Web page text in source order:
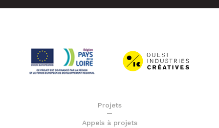
Projets
Appels à projets